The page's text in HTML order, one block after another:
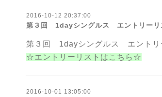
2016-10-12 20:37:00
第３回 1dayシングルス エントリーリ
第３回 1dayシングルス エントリ
☆エントリーリストはこちら☆
2016-10-01 13:05:00